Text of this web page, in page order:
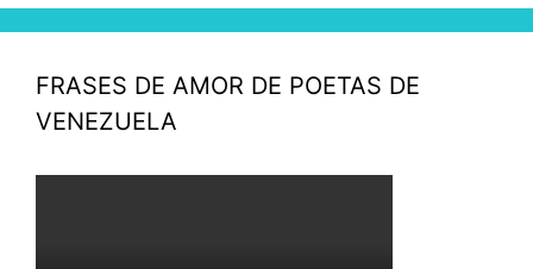
FRASES DE AMOR DE POETAS DE
VENEZUELA